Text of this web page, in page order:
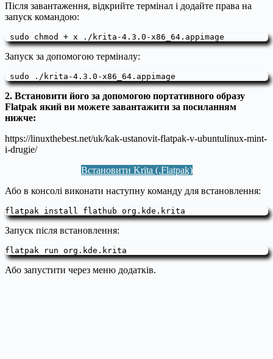
Після завантаження, відкрийте термінал і додайте права на
запуск командою:
sudo chmod + x ./krita-4.3.0-x86_64.appimage
Запуск за допомогою терміналу:
sudo ./krita-4.3.0-x86_64.appimage
2. Встановити його за допомогою портативного образу
Flatpak який ви можете завантажити за посиланням
нижче:
https://linuxthebest.net/uk/kak-ustanovit-flatpak-v-ubuntulinux-mint-
i-drugie/
Встановити Krita (.Flatpak)
Або в консолі виконати наступну команду для встановлення:
flatpak install flathub org.kde.krita
Запуск після встановлення:
flatpak run org.kde.krita
Або запустити через меню додатків.